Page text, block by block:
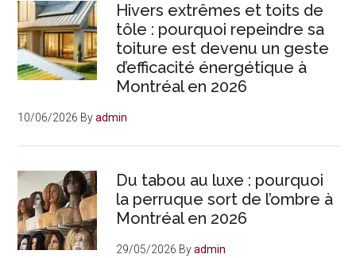
Hivers extrêmes et toits de
tôle : pourquoi repeindre sa
toiture est devenu un geste
d’efficacité énergétique à
Montréal en 2026
10/06/2026 Byadmin
Du tabou au luxe : pourquoi
la perruque sort de l’ombre à
Montréal en 2026
29/05/2026 Byadmin